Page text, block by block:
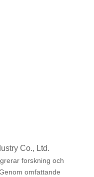
Co., Ltd.
forskning och
omfattande